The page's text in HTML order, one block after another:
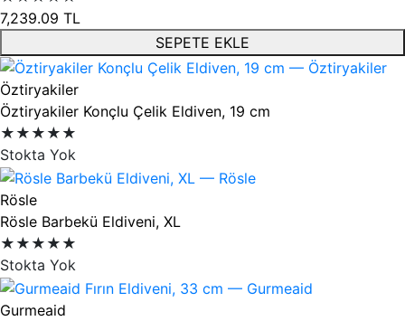
7,239.09 TL
SEPETE EKLE
Öztiryakiler
Öztiryakiler Konçlu Çelik Eldiven, 19 cm
★★★★★
Stokta Yok
Rösle
Rösle Barbekü Eldiveni, XL
★★★★★
Stokta Yok
Gurmeaid